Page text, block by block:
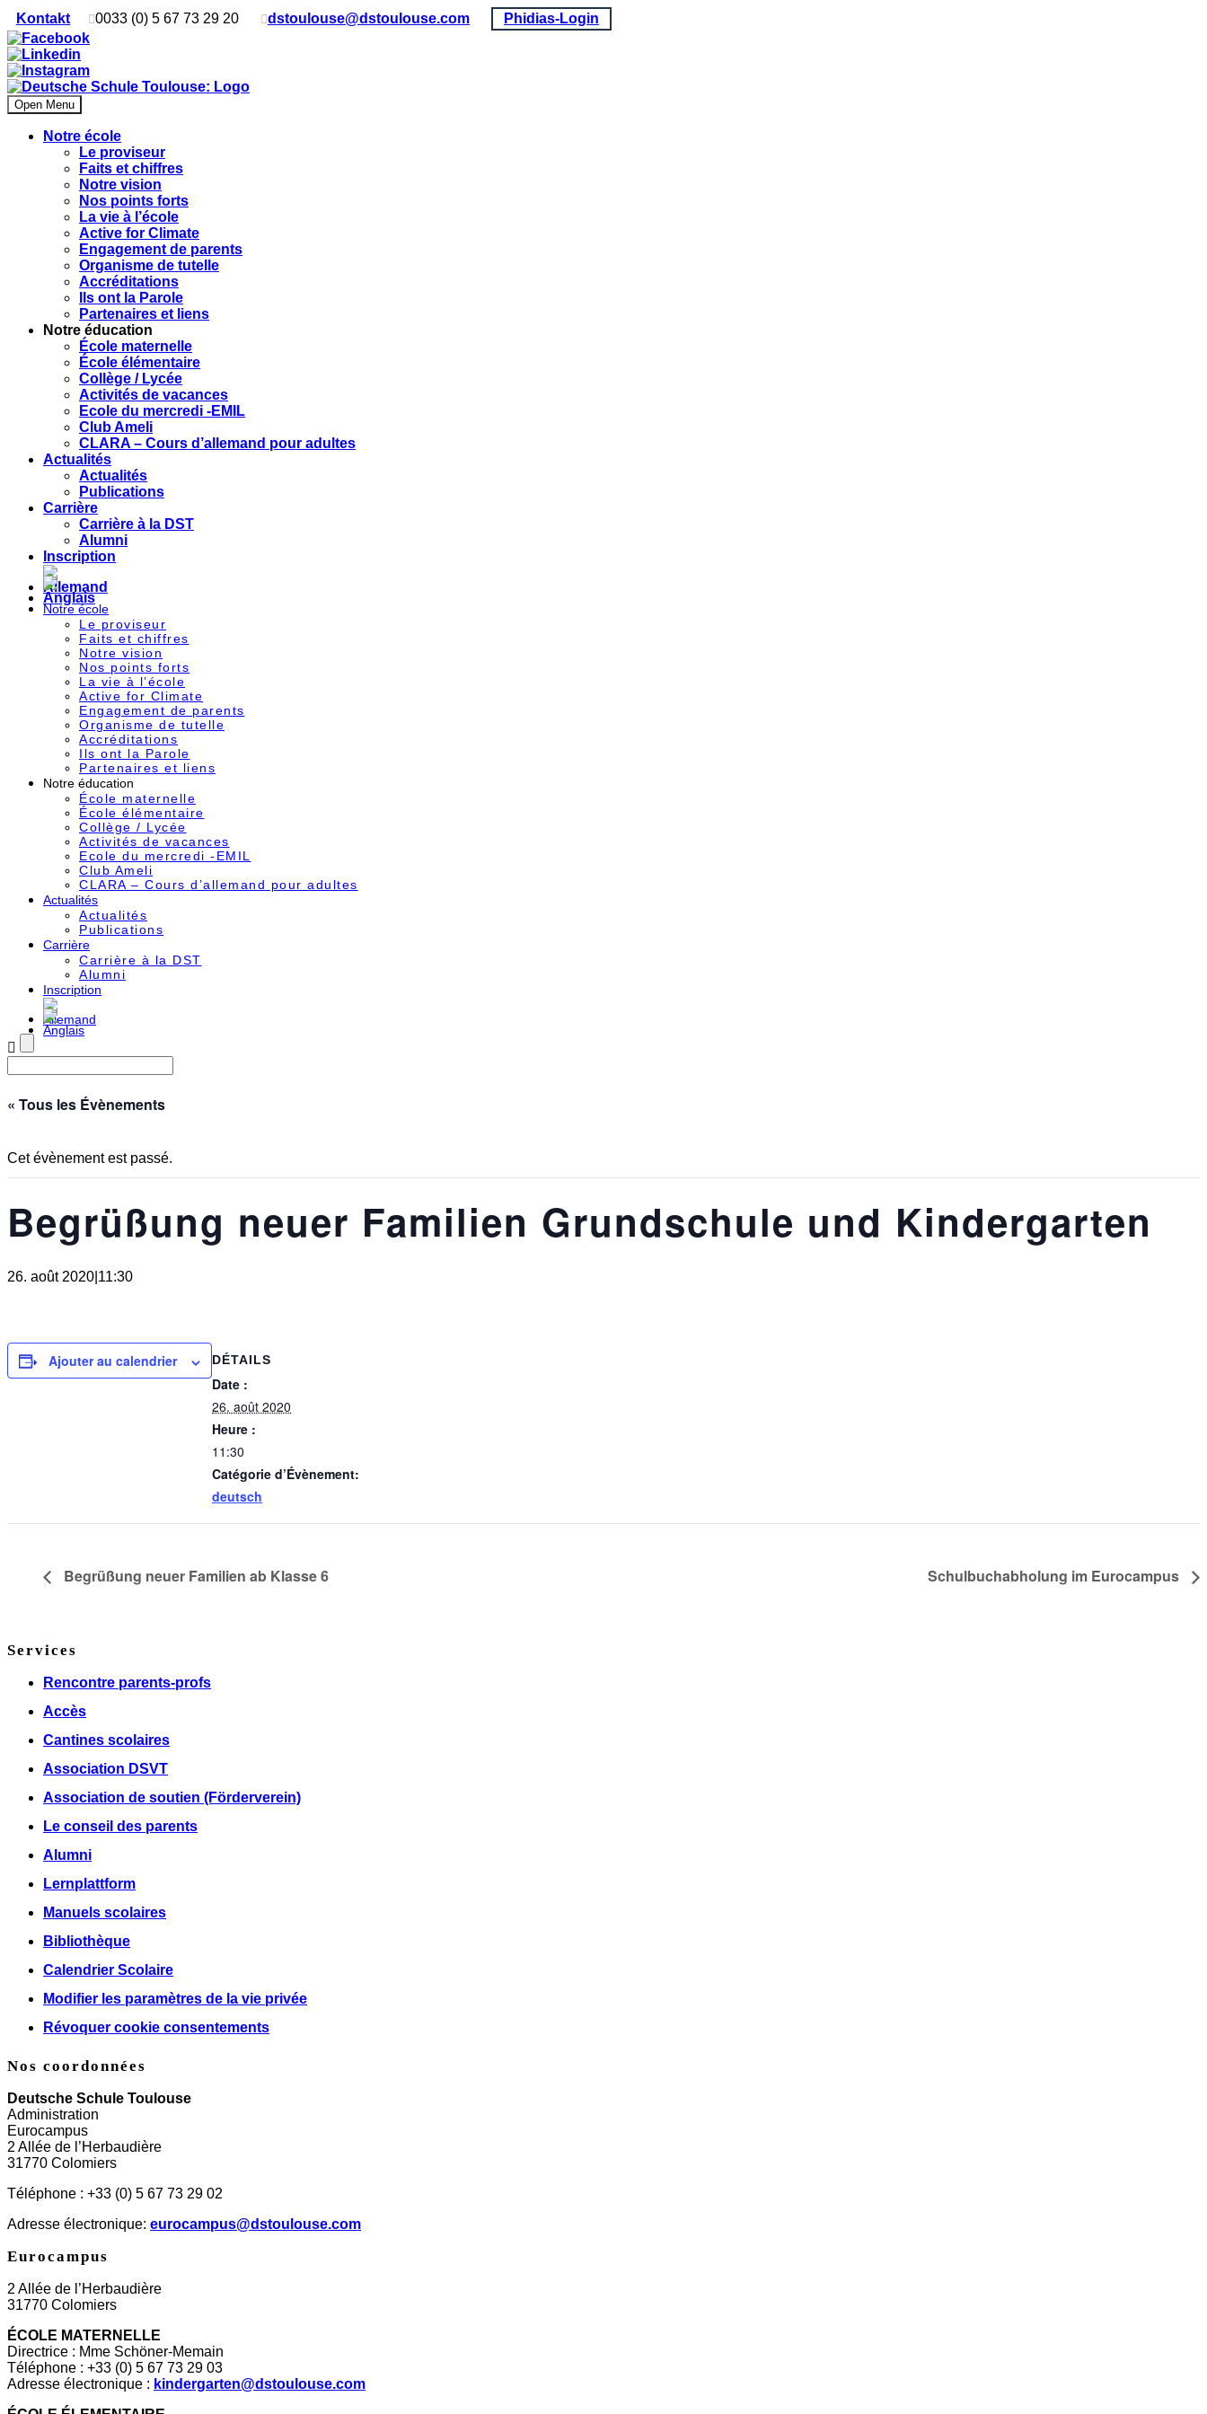
Kontakt 0033 (0) 5 67 73 29 20 dstoulouse@dstoulouse.com Phidias-Login
Open Menu
Notre école
Le proviseur
Faits et chiffres
Notre vision
Nos points forts
La vie à l’école
Active for Climate
Engagement de parents
Organisme de tutelle
Accréditations
Ils ont la Parole
Partenaires et liens
Notre éducation
École maternelle
École élémentaire
Collège / Lycée
Activités de vacances
Ecole du mercredi -EMIL
Club Ameli
CLARA – Cours d’allemand pour adultes
Actualités
Actualités
Publications
Carrière
Carrière à la DST
Alumni
Inscription
Notre école
Le proviseur
Faits et chiffres
Notre vision
Nos points forts
La vie à l’école
Active for Climate
Engagement de parents
Organisme de tutelle
Accréditations
Ils ont la Parole
Partenaires et liens
Notre éducation
École maternelle
École élémentaire
Collège / Lycée
Activités de vacances
Ecole du mercredi -EMIL
Club Ameli
CLARA – Cours d’allemand pour adultes
Actualités
Actualités
Publications
Carrière
Carrière à la DST
Alumni
Inscription
« Tous les Évènements
Cet évènement est passé.
Begrüßung neuer Familien Grundschule und Kindergarten
26. août 2020|11:30
Ajouter au calendrier DÉTAILS
Date :
26. août 2020
Heure :
11:30
Catégorie d’Évènement:
deutsch
Begrüßung neuer Familien ab Klasse 6 Schulbuchabholung im Eurocampus
Services
Rencontre parents-profs
Accès
Cantines scolaires
Association DSVT
Association de soutien (Förderverein)
Le conseil des parents
Alumni
Lernplattform
Manuels scolaires
Bibliothèque
Calendrier Scolaire
Modifier les paramètres de la vie privée
Révoquer cookie consentements
Nos coordonnées
Deutsche Schule Toulouse
Administration
Eurocampus
2 Allée de l’Herbaudière
31770 Colomiers
Téléphone : +33 (0) 5 67 73 29 02
Adresse électronique: eurocampus@dstoulouse.com
Eurocampus
2 Allée de l’Herbaudière
31770 Colomiers
ÉCOLE MATERNELLE
Directrice : Mme Schöner-Memain
Téléphone : +33 (0) 5 67 73 29 03
Adresse électronique : kindergarten@dstoulouse.com